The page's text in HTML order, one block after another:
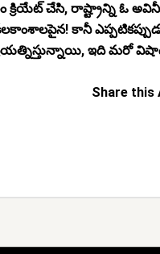
క్రియేట్ చేసి, రాష్ట్రాన్ని ఓ
కానీ
ఇది మరో
Share this